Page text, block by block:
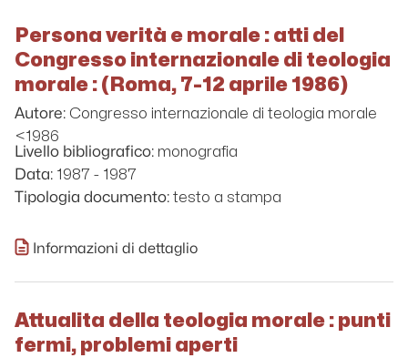
Persona verità e morale : atti del
Congresso internazionale di teologia
morale : (Roma, 7-12 aprile 1986)
Autore: Congresso internazionale di teologia morale
<1986
Livello bibliografico: monografia
Data: 1987 - 1987
Tipologia documento: testo a stampa
Informazioni di dettaglio
Attualita della teologia morale : punti
fermi, problemi aperti